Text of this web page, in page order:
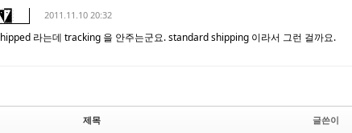
2011.11.10 20:32
라는데 tracking 을 안주는군요. standard shipping 이라서 그런 걸까요.
제목 글쓴이